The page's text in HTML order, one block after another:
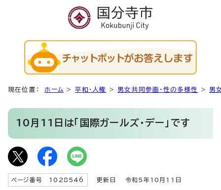
現在位置： ホーム > 平和・人権 >男女共同参画・性の多様性 >男
10月11日は「国際ガールズ・デー」です
ページ番号 1028546 更新日 令和5年10月11日